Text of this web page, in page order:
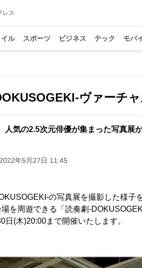
レス
ル スポーツ ビジネス テック モバ
ヴァーチ
人気の2.5次元俳優が集まった写真展
2022年5月27日 11:45
の写真展を撮影した様子
を周遊できる「読奏劇-
(木)20:00まで開催いたします。